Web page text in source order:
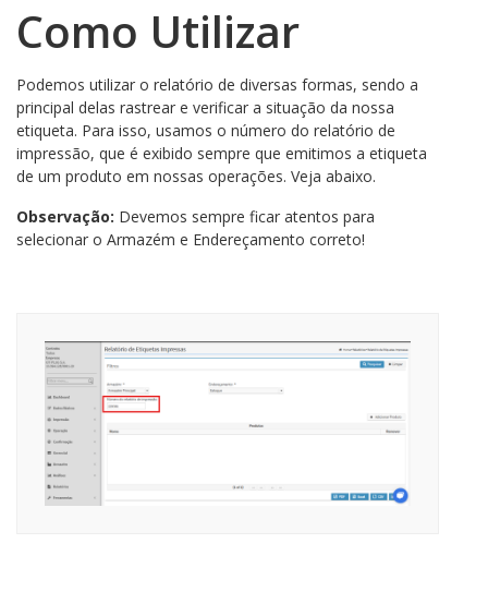
Como Utilizar
Podemos utilizar o relatório de diversas formas, sendo a
principal delas rastrear e verificar a situação da nossa
etiqueta. Para isso, usamos o número do relatório de
impressão, que é exibido sempre que emitimos a etiqueta
de um produto em nossas operações. Veja abaixo.
Observação: Devemos sempre ficar atentos para
selecionar o Armazém e Endereçamento correto!